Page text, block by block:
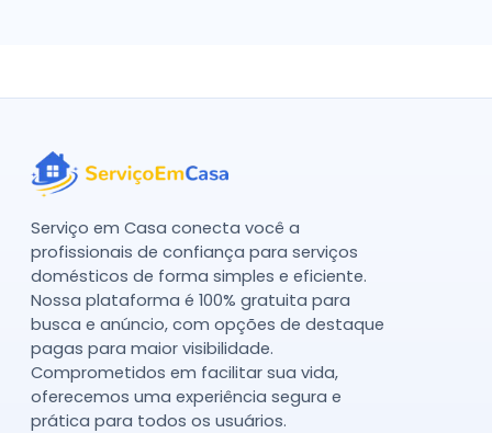
Serviço em Casa conecta você a
profissionais de confiança para serviços
domésticos de forma simples e eficiente.
Nossa plataforma é 100% gratuita para
busca e anúncio, com opções de destaque
pagas para maior visibilidade.
Comprometidos em facilitar sua vida,
oferecemos uma experiência segura e
prática para todos os usuários.